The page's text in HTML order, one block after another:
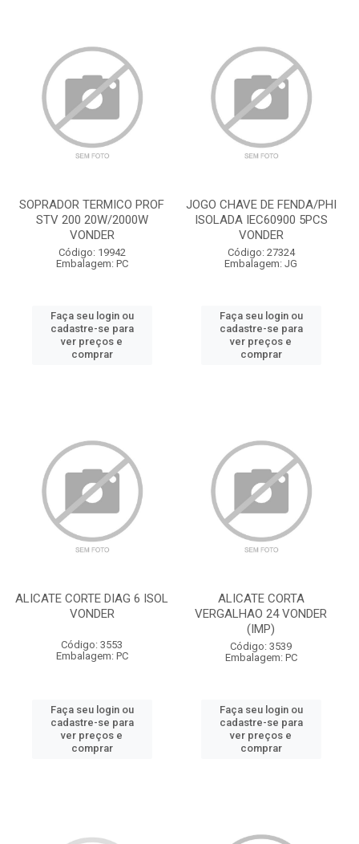
SOPRADOR TERMICO PROF
STV 200 20W/2000W
VONDER
Código: 19942
Embalagem: PC
Faça seu login ou
cadastre-se para
ver preços e
comprar
JOGO CHAVE DE FENDA/PHI
ISOLADA IEC60900 5PCS
VONDER
Código: 27324
Embalagem: JG
Faça seu login ou
cadastre-se para
ver preços e
comprar
ALICATE CORTE DIAG 6 ISOL
VONDER
Código: 3553
Embalagem: PC
Faça seu login ou
cadastre-se para
ver preços e
comprar
ALICATE CORTA
VERGALHAO 24 VONDER
(IMP)
Código: 3539
Embalagem: PC
Faça seu login ou
cadastre-se para
ver preços e
comprar